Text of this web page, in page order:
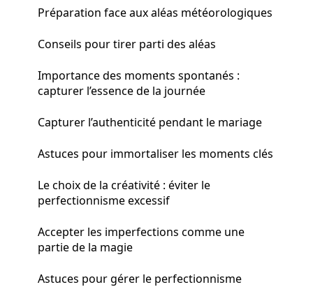
Préparation face aux aléas météorologiques
Conseils pour tirer parti des aléas
Importance des moments spontanés :
capturer l’essence de la journée
Capturer l’authenticité pendant le mariage
Astuces pour immortaliser les moments clés
Le choix de la créativité : éviter le
perfectionnisme excessif
Accepter les imperfections comme une
partie de la magie
Astuces pour gérer le perfectionnisme